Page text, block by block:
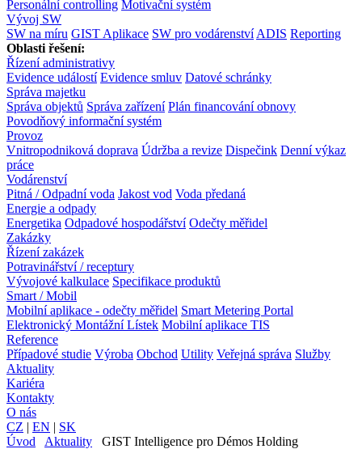
Personální controlling Motivační systém
Vývoj SW
SW na míru GIST Aplikace SW pro vodárenství ADIS Reporting
Oblasti řešení:
Řízení administrativy
Evidence událostí Evidence smluv Datové schránky
Správa majetku
Správa objektů Správa zařízení Plán financování obnovy
Povodňový informační systém
Provoz
Vnitropodniková doprava Údržba a revize Dispečink Denní výkaz
práce
Vodárenství
Pitná / Odpadní voda Jakost vod Voda předaná
Energie a odpady
Energetika Odpadové hospodářství Odečty měřidel
Zakázky
Řízení zakázek
Potravinářství / receptury
Vývojové kalkulace Specifikace produktů
Smart / Mobil
Mobilní aplikace - odečty měřidel Smart Metering Portal
Elektronický Montážní Lístek Mobilní aplikace TIS
Reference
Případové studie Výroba Obchod Utility Veřejná správa Služby
Aktuality
Kariéra
Kontakty
O nás
CZ | EN | SK
Úvod
Aktuality GIST Intelligence pro Démos Holding